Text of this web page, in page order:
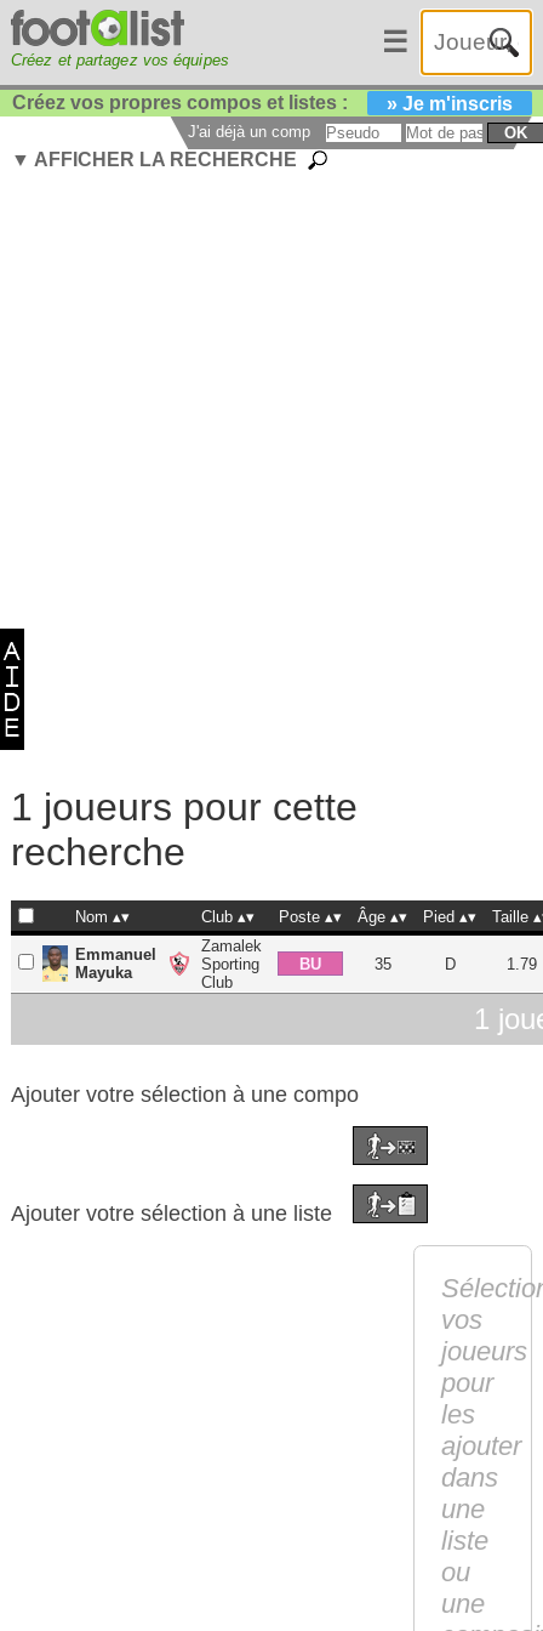
Créez et partagez vos équipes
☰
Créez vos propres compos et listes : » Je m'inscris
J'ai déjà un compte : OK
▼ AFFICHER LA RECHERCHE
1 joueurs pour cette
recherche
Nom Club Poste Âge Pied Taille
Emmanuel
Mayuka
Zamalek
Sporting
Club
BU 35 D 1.79
1
Ajouter votre sélection à une compo
Ajouter votre sélection à une liste
vos
joueurs
pour
les
ajouter
dans
une
liste
ou
une